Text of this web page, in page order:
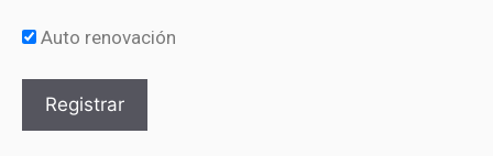
Auto renovación